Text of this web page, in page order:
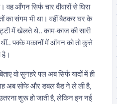
वह आँगन सिर्फ चार दीवारों से घिरा
का संगम भी था। वहीं बैठकर घर के
में खेलते थे.. काम-काज की सारी
पक्के मकानों में आँगन को तो कुत्ते
है।
वो सुनहरे पल अब सिर्फ यादों में ही
अब सोफे और डबल बैड ने ले ली है,
शुरू हो जाती है, लेकिन इन नई